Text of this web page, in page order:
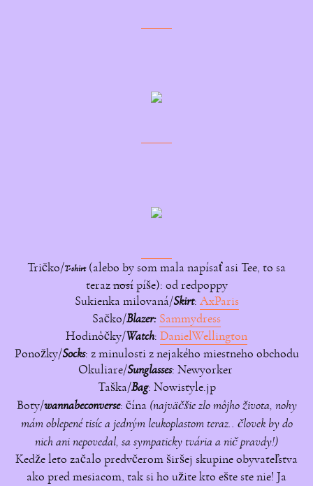
Tričko/T-shirt(alebo by som mala napísať asi Tee, to sa
teraznosípíše): od redpoppy
Sukienka milovaná/Skirt: AxParis
Sačko/Blazer: Sammydress
Hodinôčky/Watch: DanielWellington
Ponožky/Socks: z minulosti z nejakého miestneho obchodu
Okuliare/Sunglasses: Newyorker
Taška/Bag: Nowistyle.jp
Boty/wannabeconverse: čína (najväčšie zlo môjho života, nohy
mám oblepené tisíc a jedným leukoplastom teraz.. človek by do
nich ani nepovedal, sa sympaticky tvária a nič pravdy!)
Kedže leto začalo predvčerom širšej skupine obyvateľstva
ako pred mesiacom, tak si ho užite kto ešte ste nie! Ja